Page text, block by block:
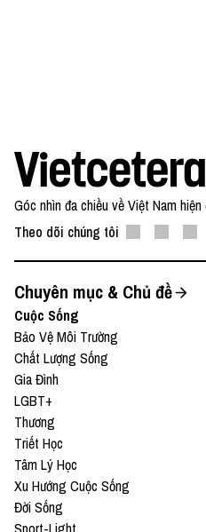
Yêu thích tập podcast này,
● Patreon:https://
https://
Nếu có bất cứ góp ý, phản
tác, bạn có thể gửi email
team@vietcetera.com
Góc nhìn đa chiều về Việt Nam hiện
Theo dõi chúng tôi
Chuyên mục & Chủ đề
Cuộc Sống
Bảo Vệ Môi Trường
Chất Lượng Sống
Gia Đình
LGBT+
Thương
Triết Học
Tâm Lý Học
Xu Hướng Cuộc Sống
Đời Sống